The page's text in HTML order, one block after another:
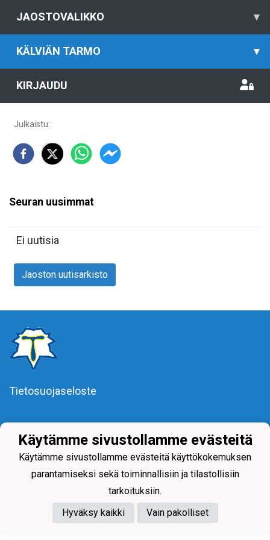
JAOSTOVALIKKO ▾
KÄLVIÄN TARMO ▾
KIRJAUDU
Julkaistu:
Seuran uusimmat
Ei uutisia
Jaoston uutisarkisto
Tietosuojaseloste
Powered by
Käytämme sivustollamme evästeitä
Käytämme sivustollamme evästeitä käyttökokemuksen
parantamiseksi sekä toiminnallisiin ja tilastollisiin
tarkoituksiin.
Hyväksy kaikki
Vain pakolliset